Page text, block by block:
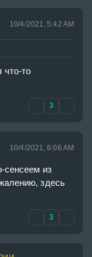
10/4/2021, 5:42 AM
что-то
3
10/4/2021, 6:06 AM
сенсеем из
здесь
3